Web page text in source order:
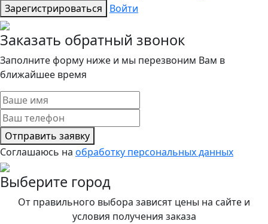
Зарегистрироваться
Войти
Заказать обратный звонок
Заполните форму ниже и мы перезвоним Вам в
ближайшее время
Отправить заявку
Соглашаюсь на обработку персональных данных
Выберите город
От правильного выбора зависят цены на сайте и
условия получения заказа